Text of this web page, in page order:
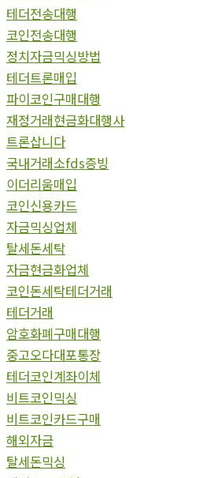
테더전송대행
코인전송대행
정치자금믹싱방법
테더트론매입
파이코인구매대행
재정거래현금화대행사
트론삽니다
국내거래소fds증빙
이더리움매입
코인신용카드
자금믹싱업체
탈세돈세탁
자금현금화업체
코인돈세탁테더거래
테더거래
암호화폐구매대행
중고오다대포통장
테더코인계좌이체
비트코인믹싱
비트코인카드구매
해외자금
탈세돈믹싱